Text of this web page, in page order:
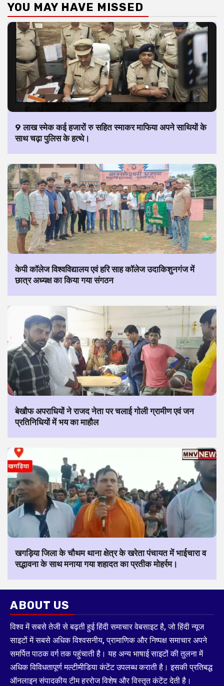
YOU MAY HAVE MISSED
9 लाख स्मेक कई हजारों रु सहित स्माकर माफिया अपने साथियों के
साथ चढ़ा पुलिस के हत्थे।
केपी कॉलेज विश्वविद्यालय एवं हरि साह कॉलेज उदाकिशुनगंज में
छात्र अध्यक्ष का किया गया संगठन
बेखौफ अपराधियों ने राजद नेता पर चलाई गोली ग्रामीण एवं जन
प्रतिनिधियों में भय का माहौल
खगड़िया जिला के चौथम थाना क्षेत्र के खरेता पंचायत में भाईचारा व
सद्भावना के साथ मनाया गया शहादत का प्रतीक मोहर्रम।
ABOUT US
विश्व में सबसे तेजी से बढ़ती हुई हिंदी समाचार वेबसाइट है, जो हिंदी न्यूज
साइटों में सबसे अधिक विश्वसनीय, प्रामाणिक और निष्पक्ष समाचार अपने
समर्पित पाठक वर्ग तक पहुंचाती है। यह अन्य भाषाई साइटों की तुलना में
अधिक विविधतापूर्ण मल्टीमीडिया कंटेंट उपलब्ध कराती है। इसकी प्रतिबद्ध
ऑनलाइन संपादकीय टीम हररोज विशेष और विस्तृत कंटेंट देती है।